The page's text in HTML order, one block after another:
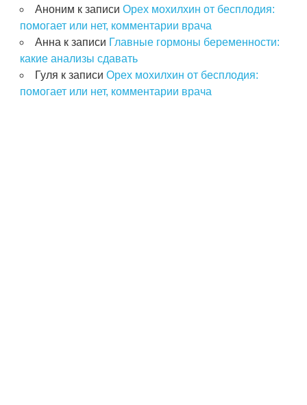
Аноним к записи Орех мохилхин от бесплодия:
помогает или нет, комментарии врача
Аннак записи Главные гормоны беременности:
какие анализы сдавать
Гуля к записи Орех мохилхин от бесплодия:
помогает или нет, комментарии врача